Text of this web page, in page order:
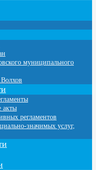
муниципального
акты
регламентов
значимых услуг,